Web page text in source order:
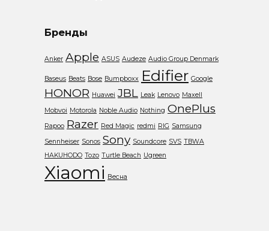
Бренды
Anker Apple ASUS Audeze Audio Group Denmark
Baseus Beats Bose Bumpboxx Edifier Google
HONOR Huawei JBL Leak Lenovo Maxell
Mobvoi Motorola Noble Audio Nothing OnePlus
Rapoo Razer Red Magic redmi RIG Samsung
Sennheiser Sonos Sony Soundcore SVS TBWA
HAKUHODO Tozo Turtle Beach Ugreen
Xiaomi Весна